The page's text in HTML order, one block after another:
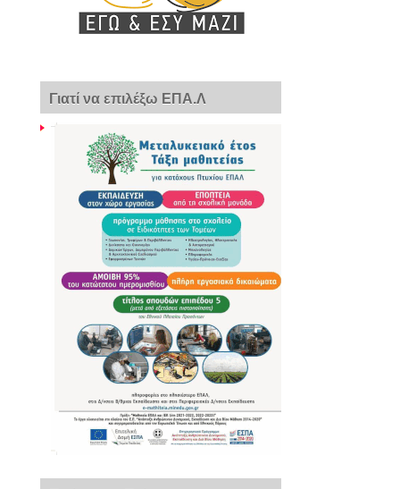
Γιατί να επιλέξω ΕΠΑ.Λ